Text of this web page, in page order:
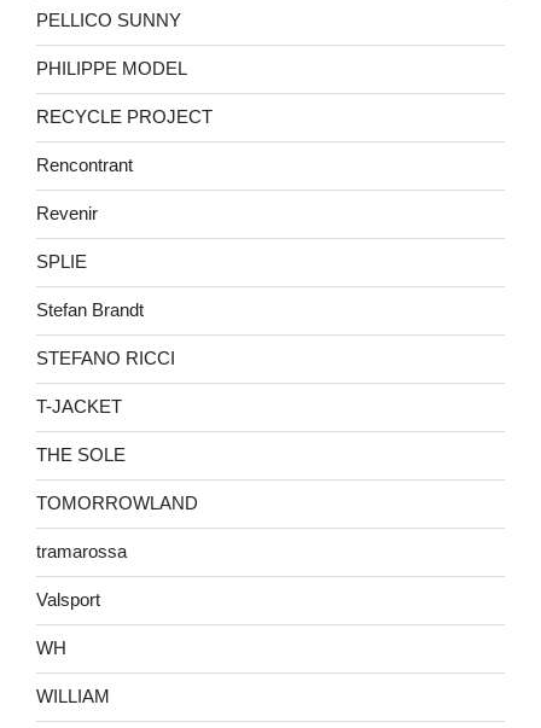
PELLICO SUNNY
PHILIPPE MODEL
RECYCLE PROJECT
Rencontrant
Revenir
SPLIE
Stefan Brandt
STEFANO RICCI
T-JACKET
THE SOLE
TOMORROWLAND
tramarossa
Valsport
WH
WILLIAM